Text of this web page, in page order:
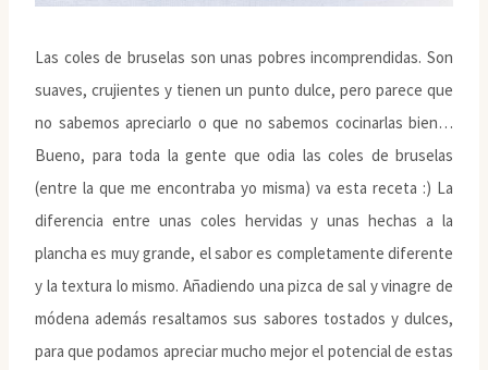
Las coles de bruselas son unas pobres incomprendidas. Son
suaves, crujientes y tienen un punto dulce, pero parece que
no sabemos apreciarlo o que no sabemos cocinarlas bien…
Bueno, para toda la gente que odia las coles de bruselas
(entre la que me encontraba yo misma) va esta receta :) La
diferencia entre unas coles hervidas y unas hechas a la
plancha es muy grande, el sabor es completamente diferente
y la textura lo mismo. Añadiendo una pizca de sal y vinagre de
módena además resaltamos sus sabores tostados y dulces,
para que podamos apreciar mucho mejor el potencial de estas